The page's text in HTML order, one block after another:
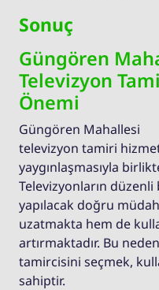
Sonuç
Güngören
Televizyon
Önemi
Güngören Mahallesi
televizyon tamiri
yaygınlaşmasıyla
Televizyonların düzenli
yapılacak doğru
uzatmakta hem de
artırmaktadır. Bu
tamircisini seçmek,
sahiptir.